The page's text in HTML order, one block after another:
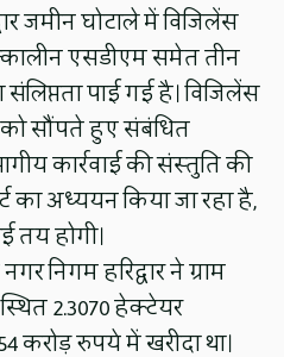
जमीन घोटाले में विजिलेंस
एसडीएम समेत तीन
संलिप्तता पाई गई है। विजिलेंस
को सौंपते हुए संबंधित
कार्रवाई की संस्तुति की
का अध्ययन किया जा रहा है,
तय होगी।
निगम हरिद्वार ने ग्राम
2.3070 हेक्टेयर
रुपये में खरीदा था।